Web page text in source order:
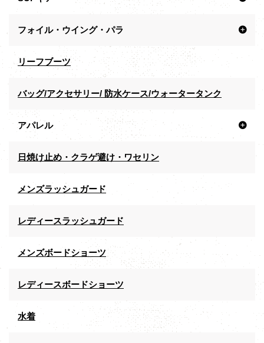
フォイル・ウイング・パラ
リーフブーツ
バッグ/アクセサリー/ 防水ケース/ウォータータンク
アパレル
日焼け止め・クラゲ避け・ワセリン
メンズラッシュガード
レディースラッシュガード
メンズボードショーツ
レディースボードショーツ
水着